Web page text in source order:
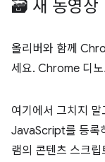
🗃️ 새 동영상
올리버와 함께
세요. Chrome 디
여기에서 그치지
JavaScript를 등록
램의 콘텐츠 스크